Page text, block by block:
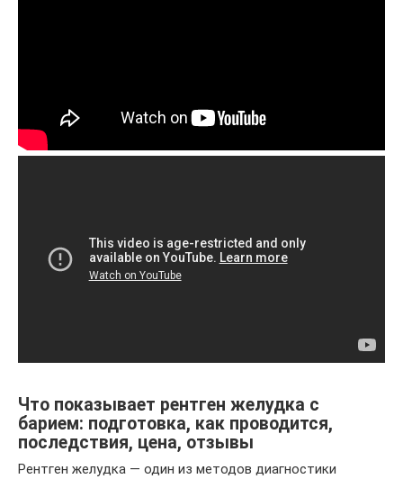
Что показывает рентген желудка с
барием: подготовка, как проводится,
последствия, цена, отзывы
Рентген желудка — один из методов диагностики